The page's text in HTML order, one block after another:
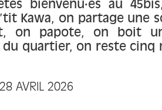
bienvenu·es au
Kawa, on partage une
on papote, on boit
du quartier, on reste cinq
AVRIL 2026